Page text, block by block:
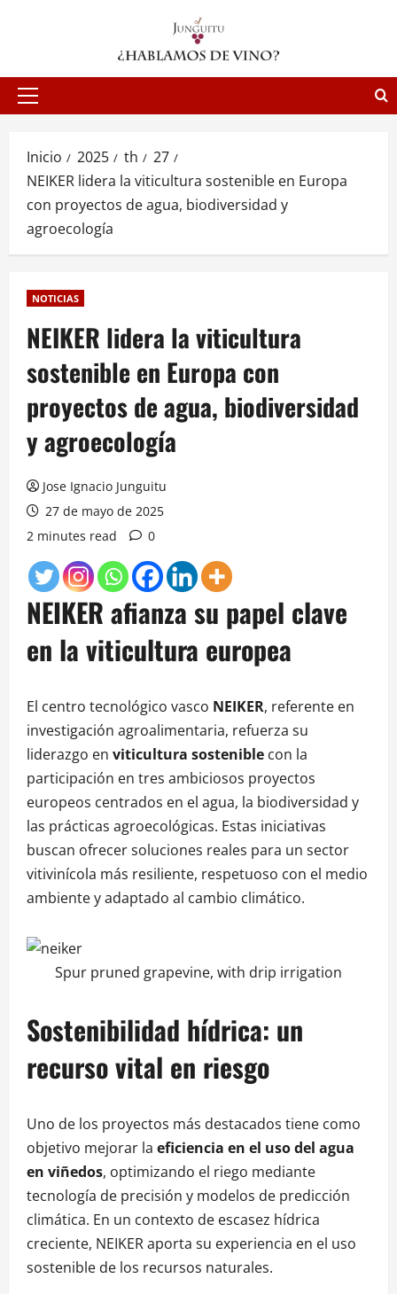
Menú
Inicio 2025 th
27
NEIKER lidera la viticultura sostenible en Europa
con proyectos de agua, biodiversidad y
agroecología
NOTICIAS
NEIKER lidera la viticultura
sostenible en Europa con
proyectos de agua, biodiversidad
y agroecología
Jose Ignacio Junguitu
27 de mayo de 2025
2 minutes read
0
NEIKER afianza su papel clave
en la viticultura europea
El centro tecnológico vasco NEIKER, referente en
investigación agroalimentaria, refuerza su
liderazgo en viticultura sostenible con la
participación en tres ambiciosos proyectos
europeos centrados en el agua, la biodiversidad y
las prácticas agroecológicas. Estas iniciativas
buscan ofrecer soluciones reales para un sector
vitivinícola más resiliente, respetuoso con el medio
ambiente y adaptado al cambio climático.
Spur pruned grapevine, with drip irrigation
Sostenibilidad hídrica: un
recurso vital en riesgo
Uno de los proyectos más destacados tiene como
objetivo mejorar la eficiencia en el uso del agua
en viñedos, optimizando el riego mediante
tecnología de precisión y modelos de predicción
climática. En un contexto de escasez hídrica
creciente, NEIKER aporta su experiencia en el uso
sostenible de los recursos naturales.